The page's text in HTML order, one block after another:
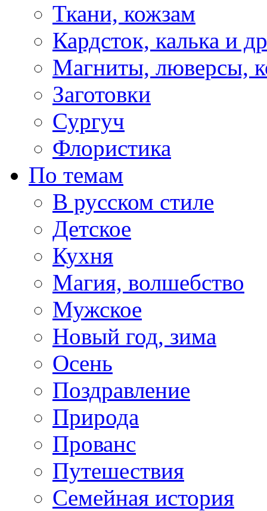
Ткани, кожзам
Кардсток, калька и
Магниты, люверсы,
Заготовки
Сургуч
Флористика
По темам
В русском стиле
Детское
Кухня
Магия, волшебство
Мужское
Новый год, зима
Осень
Поздравление
Природа
Прованс
Путешествия
Семейная история